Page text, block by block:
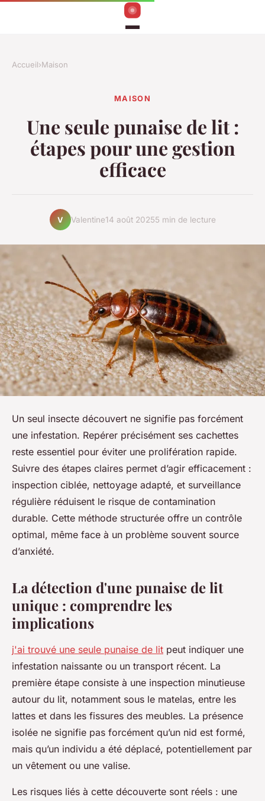
Accueil›Maison
MAISON
Une seule punaise de lit :
étapes pour une gestion
efficace
V Valentine14 août 20255 min de lecture
Un seul insecte découvert ne signifie pas forcément
une infestation. Repérer précisément ses cachettes
reste essentiel pour éviter une prolifération rapide.
Suivre des étapes claires permet d’agir efficacement :
inspection ciblée, nettoyage adapté, et surveillance
régulière réduisent le risque de contamination
durable. Cette méthode structurée offre un contrôle
optimal, même face à un problème souvent source
d’anxiété.
La détection d'une punaise de lit
unique : comprendre les
implications
j'ai trouvé une seule punaise de lit peut indiquer une
infestation naissante ou un transport récent. La
première étape consiste à une inspection minutieuse
autour du lit, notamment sous le matelas, entre les
lattes et dans les fissures des meubles. La présence
isolée ne signifie pas forcément qu’un nid est formé,
mais qu’un individu a été déplacé, potentiellement par
un vêtement ou une valise.
Les risques liés à cette découverte sont réels : une